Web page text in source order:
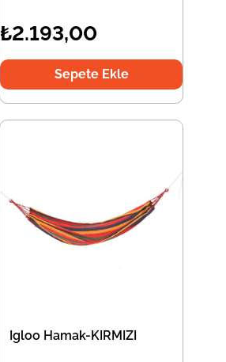
₺2.193,00
Sepete Ekle
Igloo Hamak-KIRMIZI